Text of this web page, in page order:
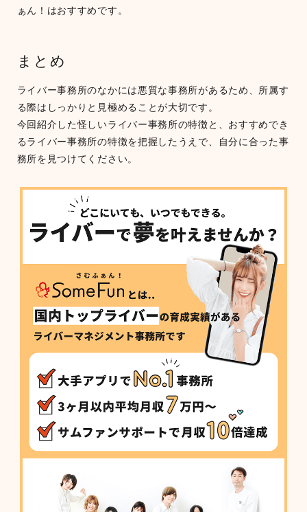
ぁん！はおすすめです。
まとめ
ライバー事務所のなかには悪質な事務所があるため、所属す
る際はしっかりと見極めることが大切です。
今回紹介した怪しいライバー事務所の特徴と、おすすめでき
るライバー事務所の特徴を把握したうえで、自分に合った事
務所を見つけてください。